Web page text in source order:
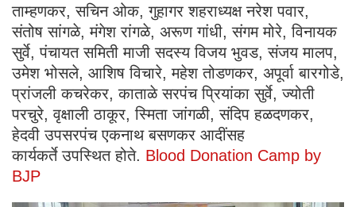
ताम्हणकर, सचिन ओक, गुहागर शहराध्यक्ष नरेश पवार,
संतोष सांगळे, मंगेश रांगळे, अरूण गांधी, संगम मोरे, विनायक
सुर्वे, पंचायत समिती माजी सदस्य विजय भुवड, संजय मालप,
उमेश भोसले, आशिष विचारे, महेश तोडणकर, अपूर्वा बारगोडे,
प्रांजली कचरेकर, काताळे सरपंच प्रियांका सुर्वे, ज्योती
परचुरे, वृक्षाली ठाकूर, स्मिता जांगळी, संदिप हळदणकर,
हेदवी उपसरपंच एकनाथ बसणकर आदींसह
कार्यकर्ते उपस्थित होते. Blood Donation Camp by
BJP